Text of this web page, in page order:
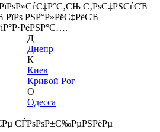
РїРѕР»СѓС‡Р°С‚СЊ С‚РѕС‡РЅСѓСЋ
РЅР°Р»РёС‡РёСЋ
Д
Днепр
К
Киев
Кривой Рог
О
Одесса
СЃРѕРѕР±С‰РµРЅРёРµ